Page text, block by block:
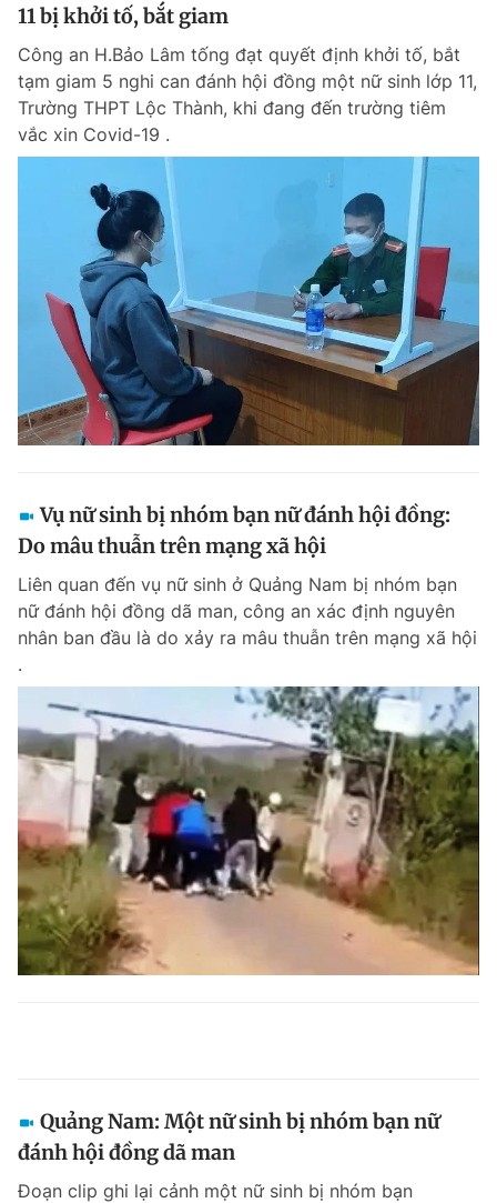
11 bị khởi tố, bắt giam
Công an H.Bảo Lâm tống đạt quyết định khởi tố, bắt
tạm giam 5 nghi can đánh hội đồng một nữ sinh lớp 11,
Trường THPT Lộc Thành, khi đang đến trường tiêm
vắc xin Covid-19 .
Vụ nữ sinh bị nhóm bạn nữ đánh hội đồng:
Do mâu thuẫn trên mạng xã hội
Liên quan đến vụ nữ sinh ở Quảng Nam bị nhóm bạn
nữ đánh hội đồng dã man, công an xác định nguyên
nhân ban đầu là do xảy ra mâu thuẫn trên mạng xã hội
.
Quảng Nam: Một nữ sinh bị nhóm bạn nữ
đánh hội đồng dã man
Đoạn clip ghi lại cảnh một nữ sinh bị nhóm bạn